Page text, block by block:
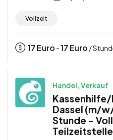
Vollzeit
17Euro -17Euro /
Handel, Verkauf
Dassel (m/
Stunde –